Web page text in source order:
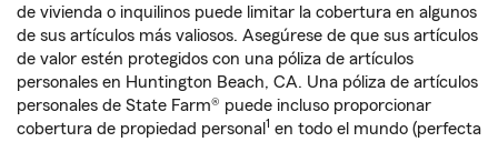
de vivienda o inquilinos puede limitar la cobertura en algunos
de sus artículos más valiosos. Asegúrese de que sus artículos
de valor estén protegidos con una póliza de artículos
personales en Huntington Beach, CA. Una póliza de artículos
personales de State Farm® puede incluso proporcionar
cobertura de propiedad personal 1 en todo el mundo (perfecta